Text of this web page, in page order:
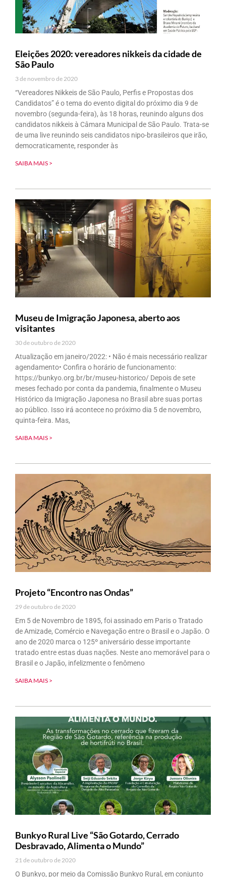
Eleições 2020: vereadores nikkeis da cidade de
São Paulo
3 de novembro de 2020
“Vereadores Nikkeis de São Paulo, Perfis e Propostas dos
Candidatos” é o tema do evento digital do próximo dia 9 de
novembro (segunda-feira), às 18 horas, reunindo alguns dos
candidatos nikkeis à Câmara Municipal de São Paulo. Trata-se
de uma live reunindo seis candidatos nipo-brasileiros que irão,
democraticamente, responder às
SAIBA MAIS >
Museu de Imigração Japonesa, aberto aos
visitantes
30 de outubro de 2020
Atualização em janeiro/2022: • Não é mais necessário realizar
agendamento• Confira o horário de funcionamento:
https://bunkyo.org.br/br/museu-historico/ Depois de sete
meses fechado por conta da pandemia, finalmente o Museu
Histórico da Imigração Japonesa no Brasil abre suas portas
ao público. Isso irá acontece no próximo dia 5 de novembro,
quinta-feira. Mas,
SAIBA MAIS >
Projeto “Encontro nas Ondas”
29 de outubro de 2020
Em 5 de Novembro de 1895, foi assinado em Paris o Tratado
de Amizade, Comércio e Navegação entre o Brasil e o Japão. O
ano de 2020 marca o 125º aniversário desse importante
tratado entre estas duas nações. Neste ano memorável para o
Brasil e o Japão, infelizmente o fenômeno
SAIBA MAIS >
Bunkyo Rural Live “São Gotardo, Cerrado
Desbravado, Alimenta o Mundo”
21 de outubro de 2020
O Bunkyo, por meio da Comissão Bunkyo Rural, em conjunto